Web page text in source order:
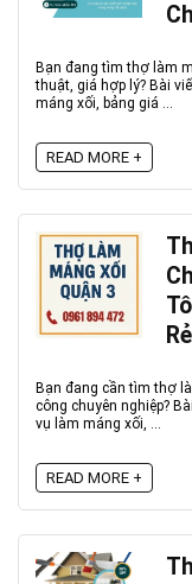
Bạn đang tìm thợ làm
thuật, giá hợp lý? Bài
máng xối, bảng giá ...
READ MORE +
Rẻ
Bạn đang cần tìm thợ
công chuyên nghiệp?
vụ làm máng xối, ...
READ MORE +